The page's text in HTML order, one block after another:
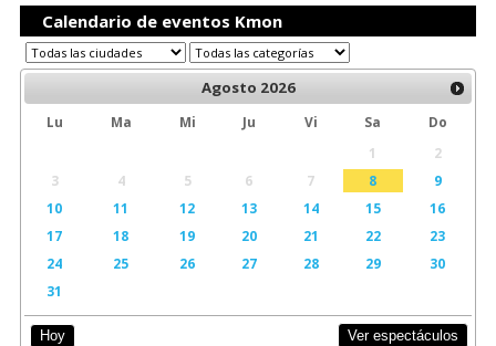
Calendario de eventos Kmon
Agosto 2026
Lu Ma Mi Ju Vi Sa
Do
1
2
3
4 5 6 7 8
9
10
11 12 13 14 15
16
17
18 19 20 21 22
23
24
25 26 27 28 29
30
31
Hoy Ver espectáculos